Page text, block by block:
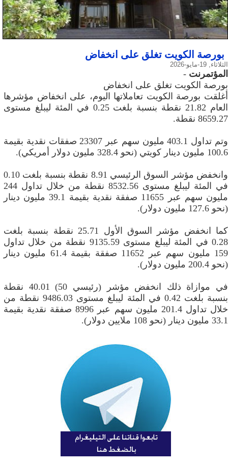
بورصة الكويت تغلق على انخفاض
الثلاثاء, 19-مايو-2026
المؤتمرنت -
بورصة الكويت تغلق على انخفاض
أغلقت بورصة الكويت تعاملاتها اليوم، على انخفاض مؤشرها
العام 21.82 نقطة بنسبة بلغت 0.25 في المئة ليبلغ مستوى
8659.27 نقطة.
وتم تداول 403.1 مليون سهم عبر 23307 صفقات نقدية بقيمة
100.6 مليون دينار كويتي (نحو 328.4 مليون دولار أمريكي).
وانخفض مؤشر السوق الرئيسي 8.91 نقطة بنسبة بلغت 0.10
في المئة ليبلغ مستوى 8532.56 نقطة من خلال تداول 244
مليون سهم عبر 11655 صفقة نقدية بقيمة 39.1 مليون دينار
(نحو 127.6 مليون دولار).
كما انخفض مؤشر السوق الأول 25.71 نقطة بنسبة بلغت
0.28 في المئة ليبلغ مستوى 9135.59 نقطة من خلال تداول
159 مليون سهم عبر 11652 صفقة بقيمة 61.4 مليون دينار
(نحو 200.4 مليون دولار).
في موازاة ذلك انخفض مؤشر (رئيسي 50) 40.01 نقطة
بنسبة بلغت 0.42 في المئة ليبلغ مستوى 9486.03 نقطة من
خلال تداول 201.4 مليون سهم عبر 8996 صفقة نقدية بقيمة
33.1 مليون دينار (نحو 108 ملايين دولار).